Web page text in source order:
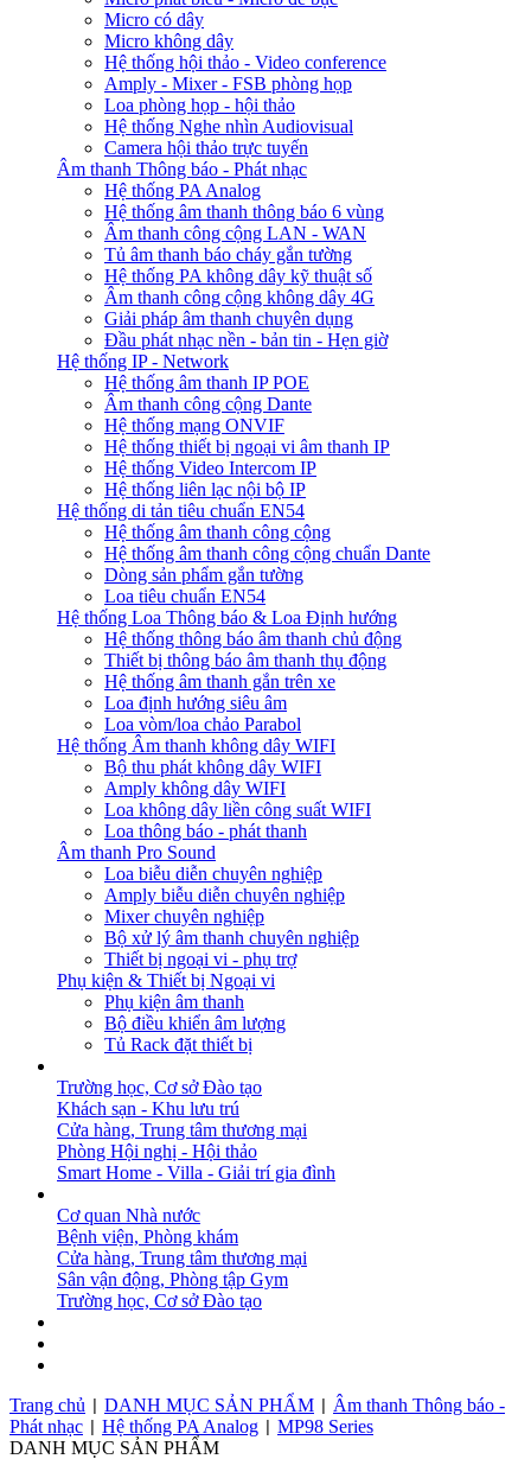
Micro có dây
Micro không dây
Hệ thống hội thảo - Video conference
Amply - Mixer - FSB phòng họp
Loa phòng họp - hội thảo
Hệ thống Nghe nhìn Audiovisual
Camera hội thảo trực tuyến
Âm thanh Thông báo - Phát nhạc
Hệ thống PA Analog
Hệ thống âm thanh thông báo 6 vùng
Âm thanh công cộng LAN - WAN
Tủ âm thanh báo cháy gắn tường
Hệ thống PA không dây kỹ thuật số
Âm thanh công cộng không dây 4G
Giải pháp âm thanh chuyên dụng
Đầu phát nhạc nền - bản tin - Hẹn giờ
Hệ thống IP - Network
Hệ thống âm thanh IP POE
Âm thanh công cộng Dante
Hệ thống mạng ONVIF
Hệ thống thiết bị ngoại vi âm thanh IP
Hệ thống Video Intercom IP
Hệ thống liên lạc nội bộ IP
Hệ thống di tản tiêu chuẩn EN54
Hệ thống âm thanh công cộng
Hệ thống âm thanh công cộng chuẩn Dante
Dòng sản phẩm gắn tường
Loa tiêu chuẩn EN54
Hệ thống Loa Thông báo & Loa Định hướng
Hệ thống thông báo âm thanh chủ động
Thiết bị thông báo âm thanh thụ động
Hệ thống âm thanh gắn trên xe
Loa định hướng siêu âm
Loa vòm/loa chảo Parabol
Hệ thống Âm thanh không dây WIFI
Bộ thu phát không dây WIFI
Amply không dây WIFI
Loa không dây liền công suất WIFI
Loa thông báo - phát thanh
Âm thanh Pro Sound
Loa biễu diễn chuyên nghiệp
Amply biễu diễn chuyên nghiệp
Mixer chuyên nghiệp
Bộ xử lý âm thanh chuyên nghiệp
Thiết bị ngoại vi - phụ trợ
Phụ kiện & Thiết bị Ngoại vi
Phụ kiện âm thanh
Bộ điều khiển âm lượng
Tủ Rack đặt thiết bị
Trường học, Cơ sở Đào tạo
Khách sạn - Khu lưu trú
Cửa hàng, Trung tâm thương mại
Phòng Hội nghị - Hội thảo
Smart Home - Villa - Giải trí gia đình
Cơ quan Nhà nước
Bệnh viện, Phòng khám
Cửa hàng, Trung tâm thương mại
Sân vận động, Phòng tập Gym
Trường học, Cơ sở Đào tạo
Trang chủ
DANH MỤC SẢN PHẨM
Âm thanh Thông báo -
Phát nhạc
Hệ thống PA Analog
MP98 Series
DANH MỤC SẢN PHẨM